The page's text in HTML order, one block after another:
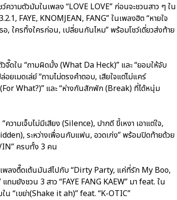
วามตัวมัมในเพลง “LOVE LOVE” ก่อนจะชวนสาว ๆ ใน
FAYE, KNOMJEAN, FANG” ในเพลงฮิต “หายใจ
ธอ, ใครทิ้งใครก่อน, เปลี่ยนกันไหม” พร้อมโชว์เดี่ยวส่งท้าย
จี๊ดใน “ถามผิดมั้ง (What Da Heck)” และ “ยอมให้จับ
เมดเล่ย์ “ถามไม่ตรงคำตอบ, เสียใจแต่ไม่แคร์
What?)” และ “ห่างกันสักพัก (Break) ที่ได้หนุ่ม
ามเจ็บไม่มีเสียง (Silence), ปากดี ขี้เหงา เอาแต่ใจ,
ระหว่างเพื่อนกับแฟน, อวดเก่ง” พร้อมปิดท้ายด้วย
ครบทั้ง 3 คน
พลงตื๊ดเต้นมันส์ไปกับ “Dirty Party, แค่ที่รัก My Boo,
มยังชวน 3 สาว “FAYE FANG KAEW” มา feat. ใน
น “เขย่า(Shake it ah)” feat. “K-OTIC”